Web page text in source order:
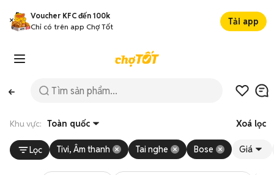
Voucher KFC đến 100k
Chỉ có trên app Chợ Tốt
Tải app
Khu vực: Toàn quốc Xoá lọc
Lọc Tivi, Âm thanh Tai nghe Bose Giá